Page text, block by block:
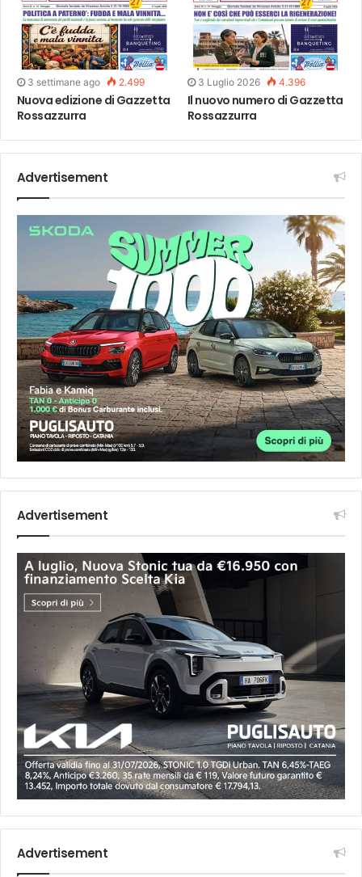
3 settimane ago 2.499
Nuova edizione di Gazzetta
Rossazzurra
3 Luglio 2026 4.396
Il nuovo numero di Gazzetta
Rossazzurra
Advertisement
Advertisement
Advertisement